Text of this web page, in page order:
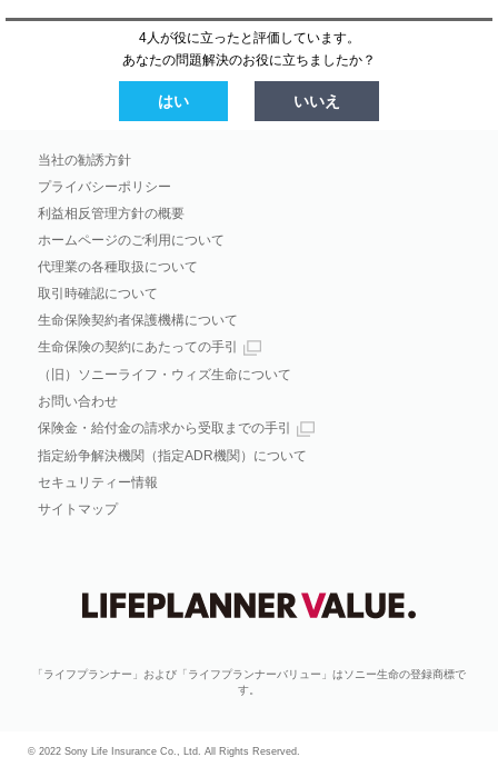
4人が役に立ったと評価しています。
あなたの問題解決のお役に立ちましたか？
はい いいえ
当社の勧誘方針
プライバシーポリシー
利益相反管理方針の概要
ホームページのご利用について
代理業の各種取扱について
取引時確認について
生命保険契約者保護機構について
生命保険の契約にあたっての手引
（旧）ソニーライフ・ウィズ生命について
お問い合わせ
保険金・給付金の請求から受取までの手引
指定紛争解決機関（指定ADR機関）について
セキュリティー情報
サイトマップ
「ライフプランナー」および「ライフプランナーバリュー」はソニー生命の登録商標で
す。
© 2022 Sony Life Insurance Co., Ltd. All Rights Reserved.